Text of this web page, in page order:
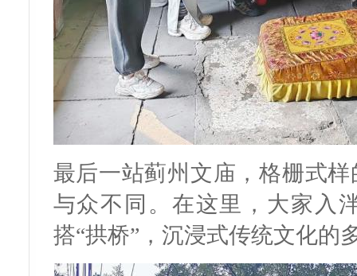
最后一站蓟州文庙，格栅式
与众不同。在这里，大家入
搭“拱桥”，沉浸式传统文化的